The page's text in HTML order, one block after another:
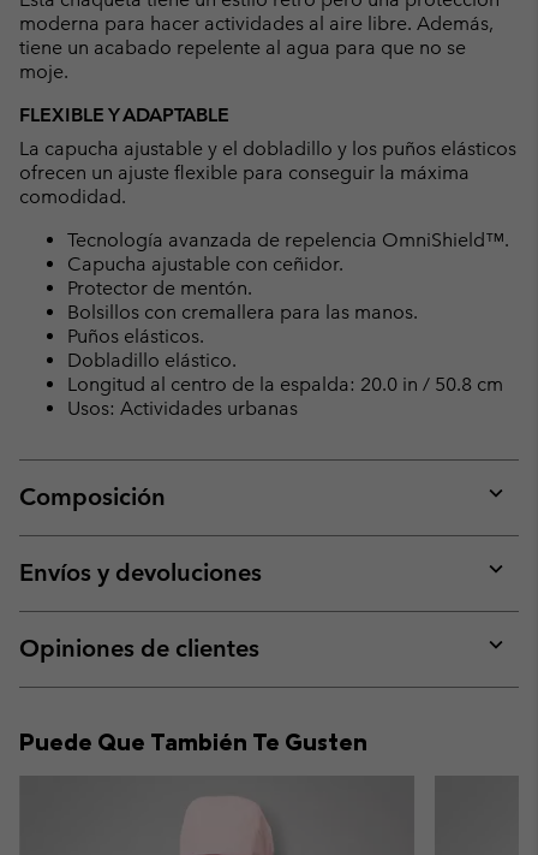
moderna para hacer actividades al aire libre. Además,
tiene un acabado repelente al agua para que no se
moje.
FLEXIBLE Y ADAPTABLE
La capucha ajustable y el dobladillo y los puños elásticos
ofrecen un ajuste flexible para conseguir la máxima
comodidad.
Tecnología avanzada de repelencia OmniShield™.
Capucha ajustable con ceñidor.
Protector de mentón.
Bolsillos con cremallera para las manos.
Puños elásticos.
Dobladillo elástico.
Longitud al centro de la espalda: 20.0 in / 50.8 cm
Usos: Actividades urbanas
Composición
or
Envíos y devoluciones
or
Opiniones de clientes
or
Puede Que También Te Gusten